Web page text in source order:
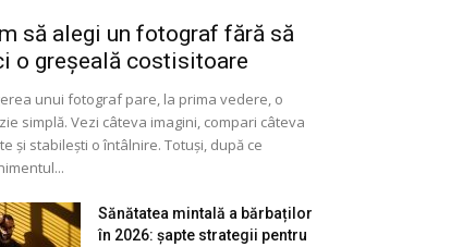
să alegi un fotograf fără să
o greșeală costisitoare
unui fotograf pare, la prima vedere, o
simplă. Vezi câteva imagini, compari câteva
și stabilești o întâlnire. Totuși, după ce
Sănătatea mintală a bărbaților
în 2026: șapte strategii pentru